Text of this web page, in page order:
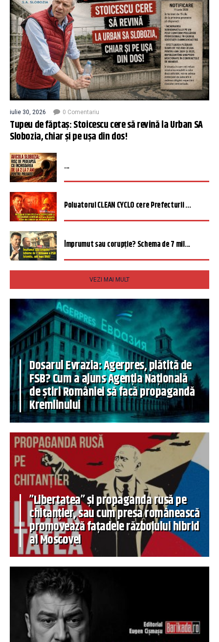
iulie 30, 2026 0 Comentariu
Tupeu de făptaș: Stoicescu cere să revină la Urban SA
Slobozia, chiar și pe ușa din dos!
...
Poluatorul CLEAN CYCLO cere Prefecturii ...
Împrumut sau corupție? Schema de 7 mil...
VEZI MAI MULT
Dosarul Evrazia: Agerpres, plătită de
FSB? Cum a ajuns Agenția Națională
de știri României să facă propagandă
Kremlinului
”Libertatea” și propaganda rusă pe
chitanțier, sau cum presa românească
promovează fațadele războiului hibrid
al Moscovei